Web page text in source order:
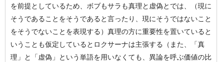
を前提としているため、ボブもサラも真理と虚偽とでは、（現に
そうであることをそうであると言ったり、現にそうではないこと
をそうでないことを表現する）真理の方に重要性を置いていると
いうことも仮定しているとロクサーナは主張する（また、「真
理」と「虚偽」という単語を用いなくても、異論を呼ぶ価値の比